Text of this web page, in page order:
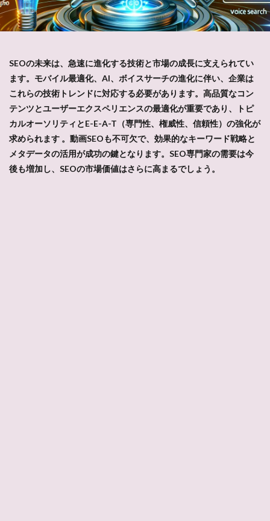
SEOの未来は、急速に進化する技術と市場の成長に支えられてい
ます。モバイル最適化、AI、ボイスサーチの進化に伴い、企業は
これらの技術トレンドに対応する必要があります。高品質なコン
テンツとユーザーエクスペリエンスの最適化が重要であり、トピ
カルオーソリティとE-E-A-T（専門性、権威性、信頼性）の強化が
求められます​ 。動画SEOも不可欠で、効果的なキーワード戦略と
メタデータの活用が成功の鍵となります。SEO専門家の需要は今
後も増加し、SEOの市場価値はさらに高まるでしょう。